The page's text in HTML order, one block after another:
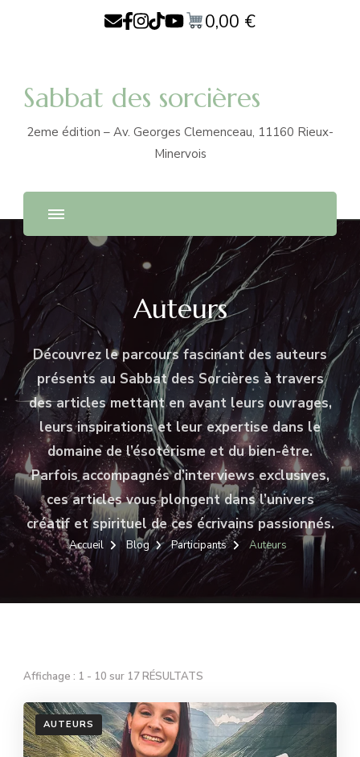
0,00 €
Sabbat des sorcières
2eme édition – Av. Georges Clemenceau, 11160 Rieux-
Minervois
Auteurs
Découvrez le parcours fascinant des auteurs
présents au Sabbat des Sorcières à travers
des articles mettant en avant leurs ouvrages,
leurs inspirations et leur expertise dans le
domaine de l’ésotérisme et du bien-être.
Parfois accompagnés d’interviews exclusives,
ces articles vous plongent dans l’univers
créatif et spirituel de ces écrivains passionnés.
Accueil Blog Participants Auteurs
Affichage : 1 - 10 sur 17 RÉSULTATS
AUTEURS